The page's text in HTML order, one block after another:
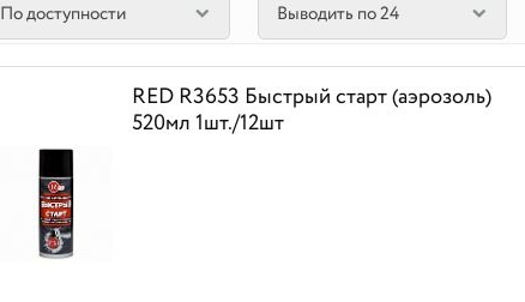
По доступности Выводить по 24
RED R3653 Быстрый старт (аэрозоль)
520мл 1шт./12шт